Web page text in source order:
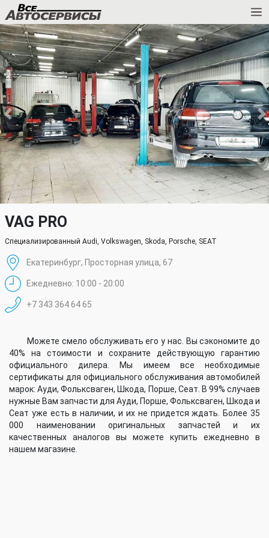
VAG PRO
Специализированный Audi, Volkswagen, Skoda, Porsche, SEAT
Екатеринбург, Просторная улица, 67
Ежедневно: 10:00 - 20:00
+7 343 364 64 65
Можете смело обслуживать его у нас. Вы сэкономите до
40% на стоимости и сохраните действующую гарантию
официального дилера. Мы имеем все необходимые
сертификаты для официального обслуживания автомобилей
марок: Ауди, Фольксваген, Шкода, Порше, Сеат. В 99% случаев
нужные Вам запчасти для Ауди, Порше, Фольксваген, Шкода и
Сеат уже есть в наличии, и их не придется ждать. Более 35
000 наименовании оригинальных запчастей и их
качественных аналогов вы можете купить ежедневно в
нашем магазине.